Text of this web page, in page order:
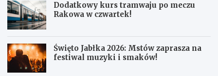
Dodatkowy kurs tramwaju po meczu
Rakowa w czwartek!
Święto Jabłka 2026: Mstów zaprasza na
festiwal muzyki i smaków!